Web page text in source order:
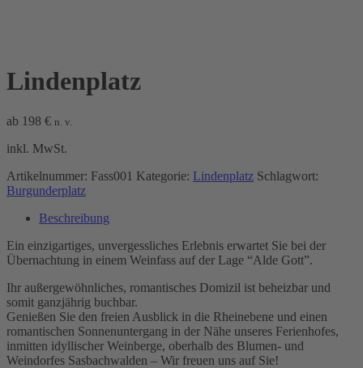
Lindenplatz
ab 198 € n. v.
inkl. MwSt.
Artikelnummer: Fass001 Kategorie: Lindenplatz Schlagwort:
Burgunderplatz
Beschreibung
Ein einzigartiges, unvergessliches Erlebnis erwartet Sie bei der
Übernachtung in einem Weinfass auf der Lage “Alde Gott”.
Ihr außergewöhnliches, romantisches Domizil ist beheizbar und
somit ganzjährig buchbar.
Genießen Sie den freien Ausblick in die Rheinebene und einen
romantischen Sonnenuntergang in der Nähe unseres Ferienhofes,
inmitten idyllischer Weinberge, oberhalb des Blumen- und
Weindorfes Sasbachwalden – Wir freuen uns auf Sie!